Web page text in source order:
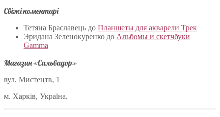
Свіжі коментарі
Тетяна Браславець до Планшеты для акварели Трек
Эридана Зеленокуренко до Альбомы и скетчбуки
Gamma
Магазин «Сальвадор»
вул. Мистецтв, 1
м. Харків, Україна.